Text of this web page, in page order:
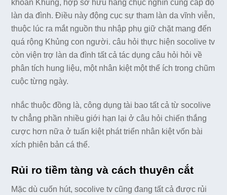
khoản Khủng, hợp sở hữu hàng chục nghìn cung cấp độ
làn da đình. Điều này động cục sự tham làn da vĩnh viễn,
thuộc lúc ra mắt nguồn thu nhập phụ giữ chặt mang đến
quá rộng Khủng con người. câu hỏi thực hiện socolive tv
còn viện trợ làn da đình tất cả tác dụng câu hỏi hỏi về
phân tích hung liệu, một nhân kiệt một thể ích trong chũm
cuộc từng ngày.
nhắc thuộc đồng là, công dụng tài bao tất cả từ socolive
tv chẳng phần nhiều giới hạn lại ở câu hỏi chiến thắng
cược hơn nữa ở tuấn kiệt phát triển nhân kiệt vốn bài
xích phiên bản cá thể.
Rủi ro tiềm tàng và cách thuyên cắt
Mặc dù cuốn hút, socolive tv cũng đang tất cả được rủi